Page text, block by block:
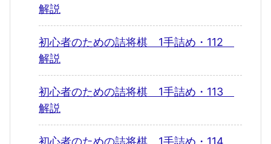
解説
初心者のための詰将棋 1手詰め・112
解説
初心者のための詰将棋 1手詰め・113
解説
初心者のための詰将棋 1手詰め・114